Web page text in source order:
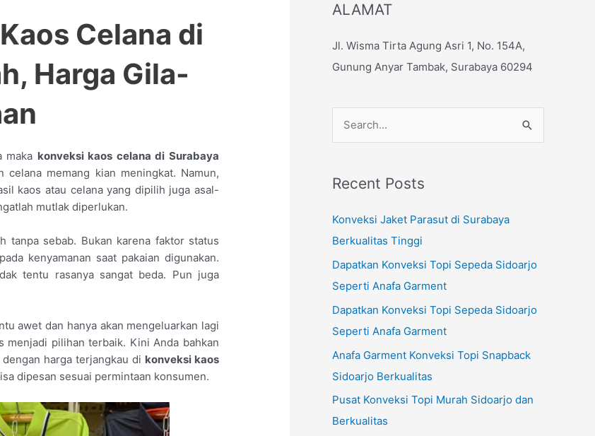
Celana di
Harga Gila-
maka konveksi kaos celana di Surabaya
celana memang kian meningkat. Namun,
kaos atau celana yang dipilih juga asal-
mutlak diperlukan.
tanpa sebab. Bukan karena faktor status
kenyamanan saat pakaian digunakan.
tentu rasanya sangat beda. Pun juga
awet dan hanya akan mengeluarkan lagi
menjadi pilihan terbaik. Kini Anda bahkan
harga terjangkau di konveksi kaos
dipesan sesuai permintaan konsumen.
ALAMAT
Jl. Wisma Tirta Agung Asri 1, No. 154A,
Gunung Anyar Tambak, Surabaya 60294
r
c
h
Recent Posts
Konveksi Jaket Parasut di Surabaya
Berkualitas Tinggi
Dapatkan Konveksi Topi Sepeda Sidoarjo
Seperti Anafa Garment
Dapatkan Konveksi Topi Sepeda Sidoarjo
Seperti Anafa Garment
Anafa Garment Konveksi Topi Snapback
Sidoarjo Berkualitas
Pusat Konveksi Topi Murah Sidoarjo dan
Berkualitas